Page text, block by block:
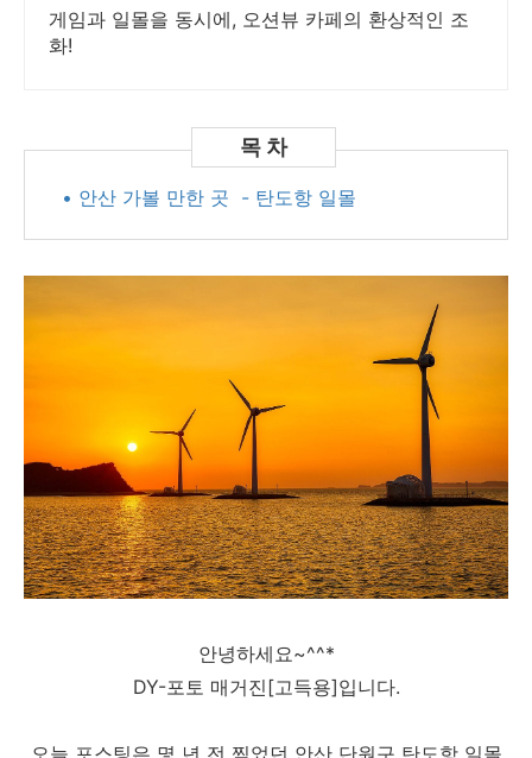
그 카페
게임과 일몰을 동시에, 오션뷰 카페의 환상적인 조
화!
• 안산 가볼 만한 곳 - 탄도항 일몰
안녕하세요~^^*
DY-포토 매거진[고득용]입니다.
오늘 포스팅은 몇 년 전 찍었던 안산 단원구 탄도항 일몰